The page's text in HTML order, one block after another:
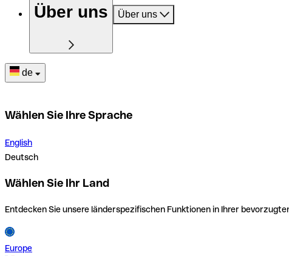
Über uns Über uns
de
Wählen Sie Ihre Sprache
English
Deutsch
Wählen Sie Ihr Land
Entdecken Sie unsere länderspezifischen Funktionen in Ihrer
Europe